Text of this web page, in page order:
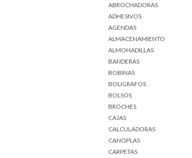
ABROCHADORAS
ADHESIVOS
AGENDAS
ALMACENAMIENTO
ALMOHADILLAS
BANDERAS
BOBINAS
BOLIGRAFOS
BOLSOS
BROCHES
CAJAS
CALCULADORAS
CANOPLAS
CARPETAS